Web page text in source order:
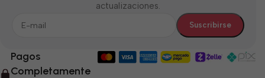
actualizaciones.
Pagos
Completamente